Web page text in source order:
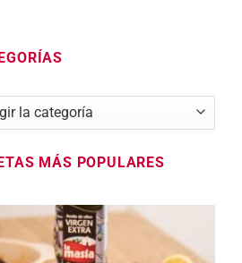
MÁS POPULARES